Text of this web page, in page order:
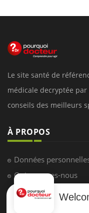
Le site santé de
médicale decryptée
conseils des meilleurs
À PROPOS
Données
Qui sommes-nous
Conditions d'utilisation